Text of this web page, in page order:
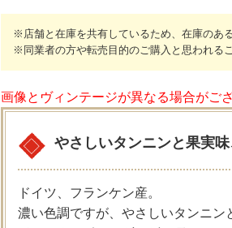
※店舗と在庫を共有しているため、在庫のあ
※同業者の方や転売目的のご購入と思われる
画像とヴィンテージが異なる場合がご
やさしいタンニンと果実
ドイツ、フランケン産。
濃い色調ですが、やさしいタンニン